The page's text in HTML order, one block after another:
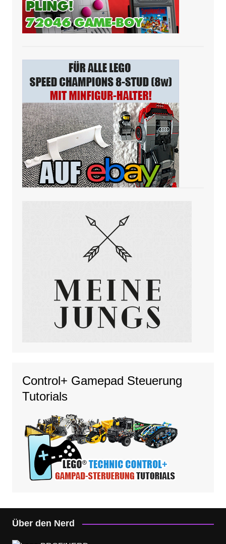
Control+ Gamepad Steuerung
Tutorials
Über den Nerd